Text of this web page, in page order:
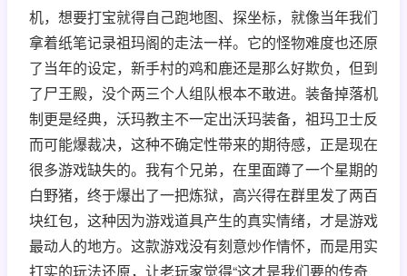
机，想要打宝就得自己跑地图、探坐标，就像当年我们
拿着纸笔记录祖玛阁的走法一样。它的怪物难度也还原
了当年的设定，新手村的鸡和鹿还是那么好欺负，但到
了尸王殿，没个两三个人组队根本不敢进。装备掉落机
制更是经典，沃玛教主不一定出沃玛装备，祖玛卫士反
而可能爆裁决，这种不确定性带来的期待感，正是现在
很多游戏缺失的。我有个兄弟，在里面蹲了一个星期的
白野猪，终于爆出了一把炼狱，高兴得在群里发了两百
块红包，这种因为游戏道具产生的真实情绪，才是游戏
最动人的地方。这款游戏没有刻意炒作情怀，而是用实
打实的玩法还原，让老玩家觉得“这才是我们要的传奇